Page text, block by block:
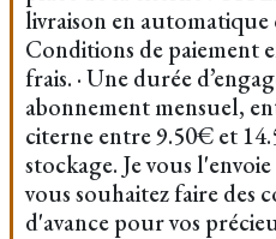
livraison en automatique
Conditions de paiement
frais. · Une durée
abonnement mensuel,
citerne entre 9.50€ et
stockage. Je vous
vous souhaitez faire des
d'avance pour vos